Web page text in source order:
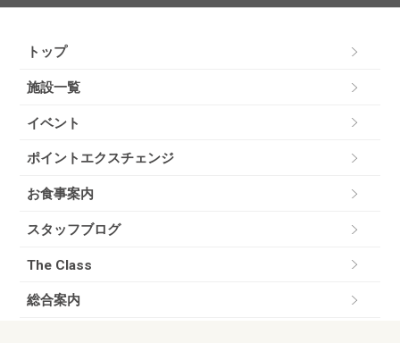
トップ
施設一覧
イベント
ポイントエクスチェンジ
お食事案内
スタッフブログ
The Class
総合案内